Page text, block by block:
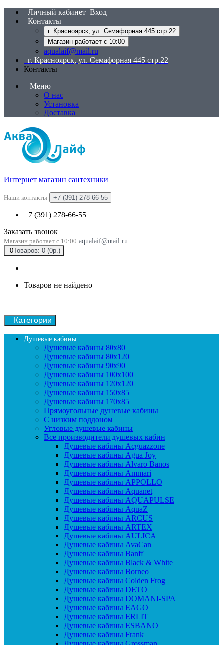
Личный кабинет Вход
Контакты
г. Красноярск, ул. Семафорная 445 стр.22
Магазин работает с 10:00
aqualaif@mail.ru
г. Красноярск, ул. Семафорная 445 стр.22
Контакты
Меню
О нас
Установка
Доставка
Интернет магазин сантехники
Наши контакты +7 (391) 278-66-55
+7 (391) 278-66-55
Заказать звонок
Магазин работает с 10:00 aqualaif@mail.ru
0Товаров: 0 (0р.)
Товаров не найдено
Категории
Душевые кабины
Душевые кабины 80x80
Душевые кабины 80x120
Душевые кабины 90х90
Душевые кабины 100x100
Душевые кабины 120x120
Душевые кабины 150x85
Душевые кабины 170x85
Прямоугольные душевые кабины
С низким поддоном
Угловые душевые кабины
Все производители душевых кабин
Душевые кабины Acguazzone
Душевые кабины Agua Joy
Душевые кабины Alvaro Banos
Душевые кабины Ammari
Душевые кабины APPOLLO
Душевые кабины Aquanet
Душевые кабины AQUAPULSE
Душевые кабины AquaZ
Душевые кабины ARCUS
Душевые кабины ARTEX
Душевые кабины AULICA
Душевые кабины AvaCan
Душевые кабины Banff
Душевые кабины Black & White
Душевые кабины Borneo
Душевые кабины Colden Frog
Душевые кабины DETO
Душевые кабины DOMANI-SPA
Душевые кабины EAGO
Душевые кабины ERLIT
Душевые кабины ESBANO
Душевые кабины Frank
Душевые кабины Grossman